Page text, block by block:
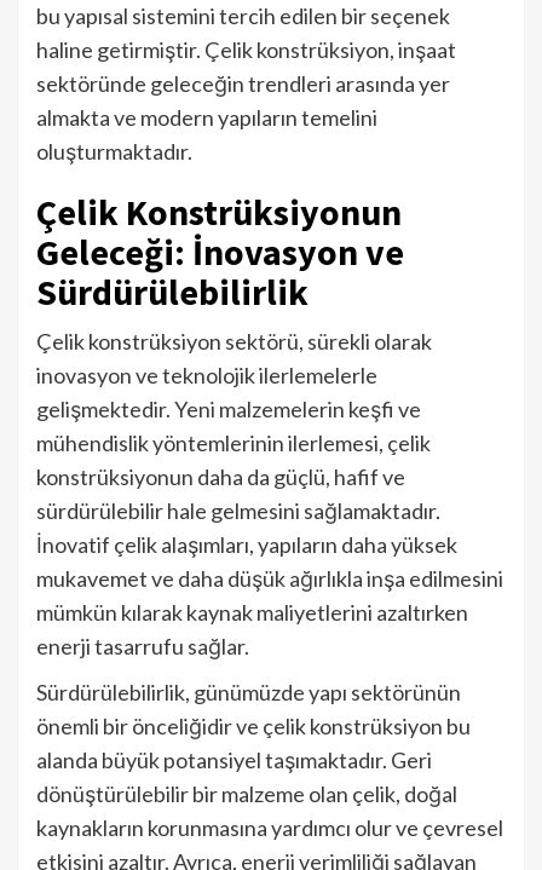
bu yapısal sistemini tercih edilen bir seçenek
haline getirmiştir. Çelik konstrüksiyon, inşaat
sektöründe geleceğin trendleri arasında yer
almakta ve modern yapıların temelini
oluşturmaktadır.
Çelik Konstrüksiyonun
Geleceği: İnovasyon ve
Sürdürülebilirlik
Çelik konstrüksiyon sektörü, sürekli olarak
inovasyon ve teknolojik ilerlemelerle
gelişmektedir. Yeni malzemelerin keşfi ve
mühendislik yöntemlerinin ilerlemesi, çelik
konstrüksiyonun daha da güçlü, hafif ve
sürdürülebilir hale gelmesini sağlamaktadır.
İnovatif çelik alaşımları, yapıların daha yüksek
mukavemet ve daha düşük ağırlıkla inşa edilmesini
mümkün kılarak kaynak maliyetlerini azaltırken
enerji tasarrufu sağlar.
Sürdürülebilirlik, günümüzde yapı sektörünün
önemli bir önceliğidir ve çelik konstrüksiyon bu
alanda büyük potansiyel taşımaktadır. Geri
dönüştürülebilir bir malzeme olan çelik, doğal
kaynakların korunmasına yardımcı olur ve çevresel
etkisini azaltır. Ayrıca, enerji verimliliği sağlayan